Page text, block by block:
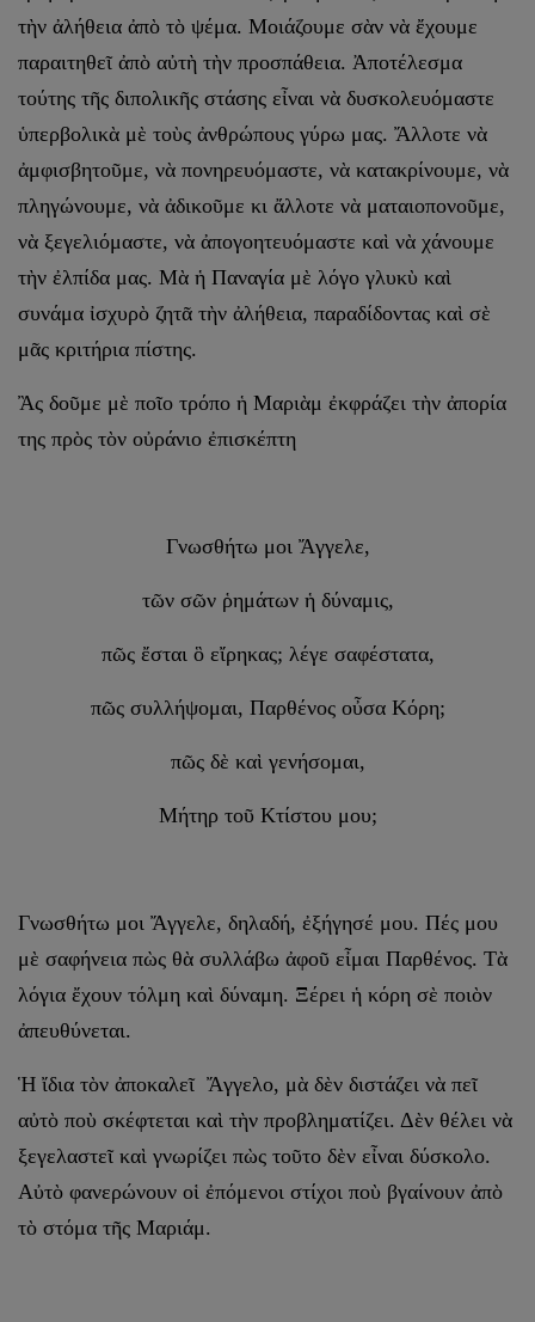
τὴν ἀλήθεια ἀπὸ τὸ ψέμα. Μοιάζουμε σὰν νὰ ἔχουμε
παραιτηθεῖ ἀπὸ αὐτὴ τὴν προσπάθεια. Ἀποτέλεσμα
τούτης τῆς διπολικῆς στάσης εἶναι νὰ δυσκολευόμαστε
ὑπερβολικὰ μὲ τοὺς ἀνθρώπους γύρω μας. Ἄλλοτε νὰ
ἀμφισβητοῦμε, νὰ πονηρευόμαστε, νὰ κατακρίνουμε, νὰ
πληγώνουμε, νὰ ἀδικοῦμε κι ἄλλοτε νὰ ματαιοπονοῦμε,
νὰ ξεγελιόμαστε, νὰ ἀπογοητευόμαστε καὶ νὰ χάνουμε
τὴν ἐλπίδα μας. Μὰ ἡ Παναγία μὲ λόγο γλυκὺ καὶ
συνάμα ἰσχυρὸ ζητᾶ τὴν ἀλήθεια, παραδίδοντας καὶ σὲ
μᾶς κριτήρια πίστης.
Ἂς δοῦμε μὲ ποῖο τρόπο ἡ Μαριὰμ ἐκφράζει τὴν ἀπορία
της πρὸς τὸν οὐράνιο ἐπισκέπτη
Γνωσθήτω μοι Ἄγγελε,
τῶν σῶν ῥημάτων ἡ δύναμις,
πῶς ἔσται ὃ εἴρηκας; λέγε σαφέστατα,
πῶς συλλήψομαι, Παρθένος οὖσα Κόρη;
πῶς δὲ καὶ γενήσομαι,
Μήτηρ τοῦ Κτίστου μου;
Γνωσθήτω μοι Ἄγγελε, δηλαδή, ἐξήγησέ μου. Πές μου
μὲ σαφήνεια πὼς θὰ συλλάβω ἀφοῦ εἶμαι Παρθένος. Τὰ
λόγια ἔχουν τόλμη καὶ δύναμη. Ξέρει ἡ κόρη σὲ ποιὸν
ἀπευθύνεται.
Ἡ ἴδια τὸν ἀποκαλεῖ Ἄγγελο, μὰ δὲν διστάζει νὰ πεῖ
αὐτὸ ποὺ σκέφτεται καὶ τὴν προβληματίζει. Δὲν θέλει νὰ
ξεγελαστεῖ καὶ γνωρίζει πὼς τοῦτο δὲν εἶναι δύσκολο.
Αὐτὸ φανερώνουν οἱ ἐπόμενοι στίχοι ποὺ βγαίνουν ἀπὸ
τὸ στόμα τῆς Μαριάμ.